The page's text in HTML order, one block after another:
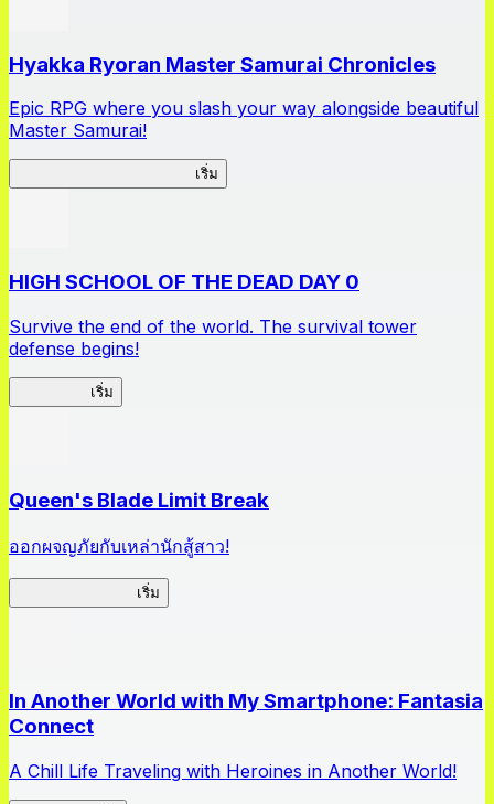
Hyakka Ryoran Master Samurai Chronicles
Epic RPG where you slash your way alongside beautiful
Master Samurai!
เริ่ม
HIGH SCHOOL OF THE DEAD DAY 0
Survive the end of the world. The survival tower
defense begins!
เริ่ม
Queen's Blade Limit Break
ออกผจญภัยกับเหล่านักสู้สาว!
เริ่ม
In Another World with My Smartphone: Fantasia
Connect
A Chill Life Traveling with Heroines in Another World!